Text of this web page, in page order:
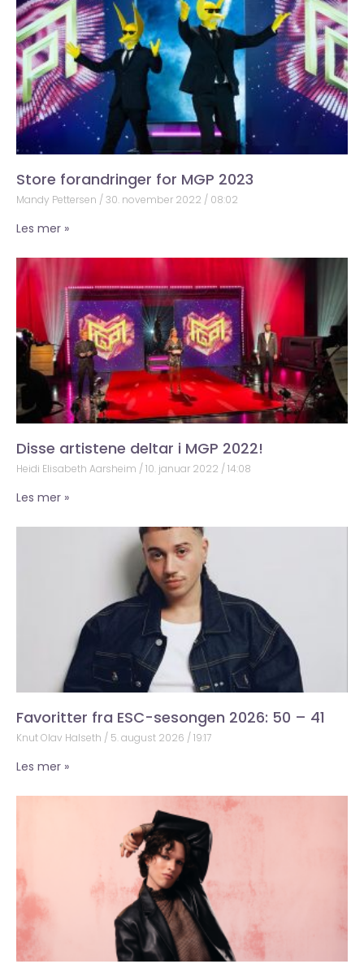
Store forandringer for MGP 2023
Mandy Pettersen 30. november 2022 08:02
Les mer »
Disse artistene deltar i MGP 2022!
Heidi Elisabeth Aarsheim 10. januar 2022 14:08
Les mer »
Favoritter fra ESC-sesongen 2026: 50 – 41
Knut Olav Halseth 5. august 2026 19:17
Les mer »